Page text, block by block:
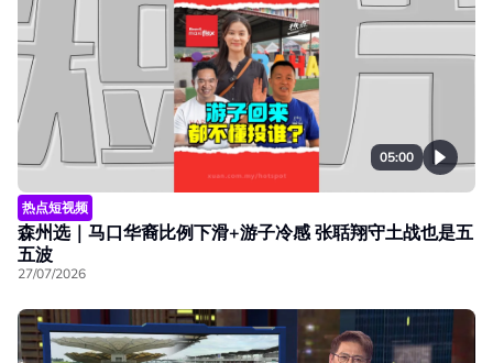
05:00
热点短视频
森州选｜马口华裔比例下滑+游子冷感 张聒翔守土战也是五
五波
27/07/2026